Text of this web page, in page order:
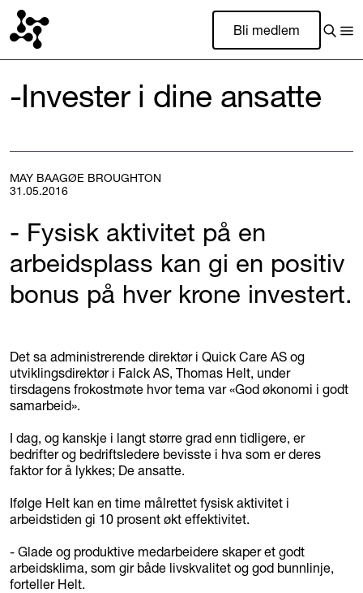
Bli medlem
-Invester i dine ansatte
MAY BAAGØE BROUGHTON
31.05.2016
- Fysisk aktivitet på en
arbeidsplass kan gi en positiv
bonus på hver krone investert.
Det sa administrerende direktør i Quick Care AS og
utviklingsdirektør i Falck AS, Thomas Helt, under
tirsdagens frokostmøte hvor tema var «God økonomi i godt
samarbeid».
I dag, og kanskje i langt større grad enn tidligere, er
bedrifter og bedriftsledere bevisste i hva som er deres
faktor for å lykkes; De ansatte.
Ifølge Helt kan en time målrettet fysisk aktivitet i
arbeidstiden gi 10 prosent økt effektivitet.
- Glade og produktive medarbeidere skaper et godt
arbeidsklima, som gir både livskvalitet og god bunnlinje,
forteller Helt.